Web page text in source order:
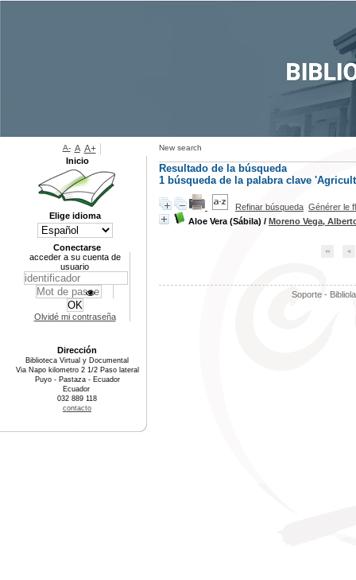
New search
Resultado de la búsqueda
1 búsqueda de la palabra clave
Refinar búsqueda Générer le
Aloe Vera (Sábila) / Moreno Vega,
Soporte -
A- A A+
Inicio
Elige idioma
Conectarse
acceder a su cuenta de
usuario
Olvidé mi contraseña
Dirección
Biblioteca Virtual y Documental
Via Napo kilometro 2 1/2 Paso lateral
Puyo - Pastaza - Ecuador
Ecuador
032 889 118
contacto